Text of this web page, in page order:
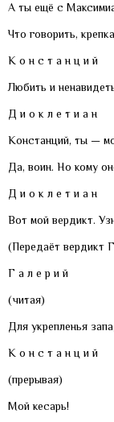
А ты ещё с
Что говорить,
К о н с т а н ц и й
Любить и
Д и о к л е т и а н
Констанций, ты —
Да, воин. Но кому
Д и о к л е т и а н
Вот мой вердикт.
(Передаёт вердикт
Г а л е р и й
(читая)
Для укрепленья
К о н с т а н ц и й
(прерывая)
Мой кесарь!